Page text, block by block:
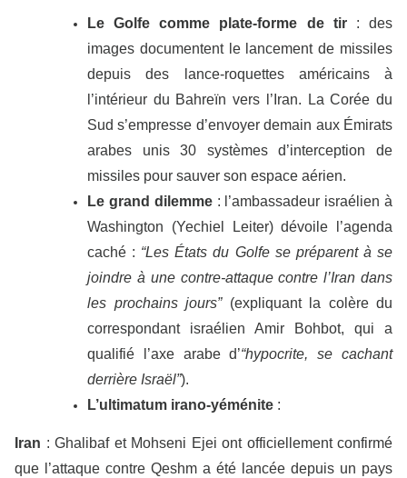
Le Golfe comme plate-forme de tir: des
images documentent le lancement de missiles
depuis des lance-roquettes américains à
l’intérieur du Bahreïn vers l’Iran. La Corée du
Sud s’empresse d’envoyer demain aux Émirats
arabes unis 30 systèmes d’interception de
missiles pour sauver son espace aérien.
Le grand dilemme: l’ambassadeur israélien à
Washington (Yechiel Leiter) dévoile l’agenda
caché : “Les États du Golfe se préparent à se
joindre à une contre-attaque contre l’Iran dans
les prochains jours”(expliquant la colère du
correspondant israélien Amir Bohbot, qui a
qualifié l’axe arabe d’“hypocrite, se cachant
derrière Israël”).
L’ultimatum irano-yéménite :
Iran : Ghalibaf et Mohseni Ejei ont officiellement confirmé
que l’attaque contre Qeshm a été lancée depuis un pays